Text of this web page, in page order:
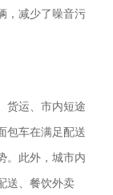
，减少了噪音污
货运、市内短途
包车在满足配送
。此外，城市内
送、餐饮外卖